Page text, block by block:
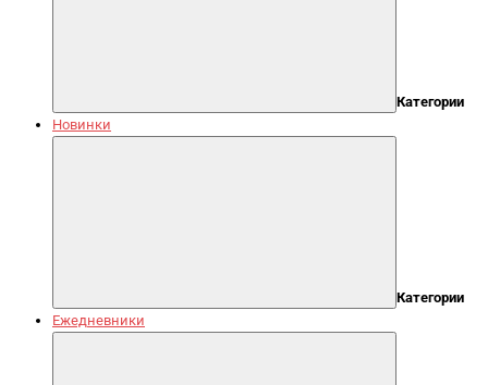
Категории
Новинки
Категории
Ежедневники